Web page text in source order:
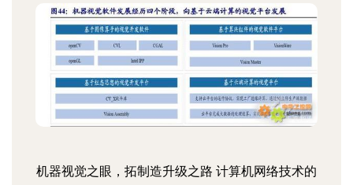
机器视觉之眼，拓制造升级之路 计算机网络技术的